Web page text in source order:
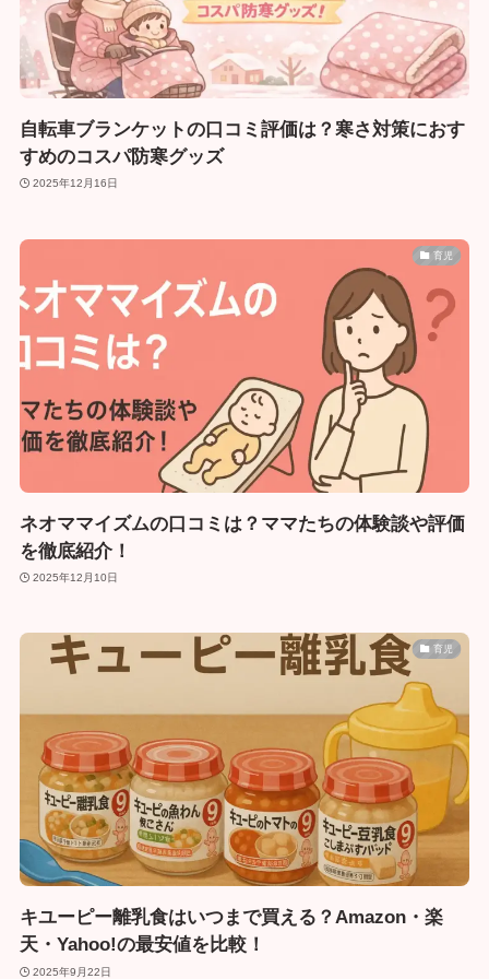
自転車ブランケットの口コミ評価は？寒さ対策におす
すめのコスパ防寒グッズ
2025年12月16日
育児
ネオママイズムの口コミは？ママたちの体験談や評価
を徹底紹介！
2025年12月10日
育児
キユーピー離乳食はいつまで買える？Amazon・楽
天・Yahoo!の最安値を比較！
2025年9月22日